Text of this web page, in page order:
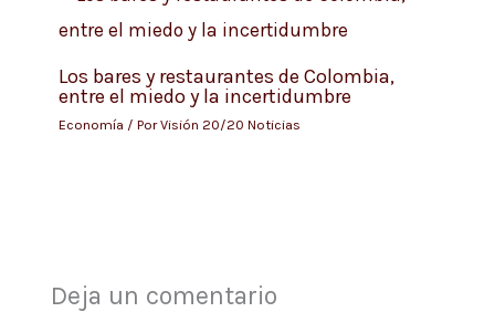
Los bares y restaurantes de Colombia,
entre el miedo y la incertidumbre
Economía / PorVisión 20/20 Noticias
Deja un comentario